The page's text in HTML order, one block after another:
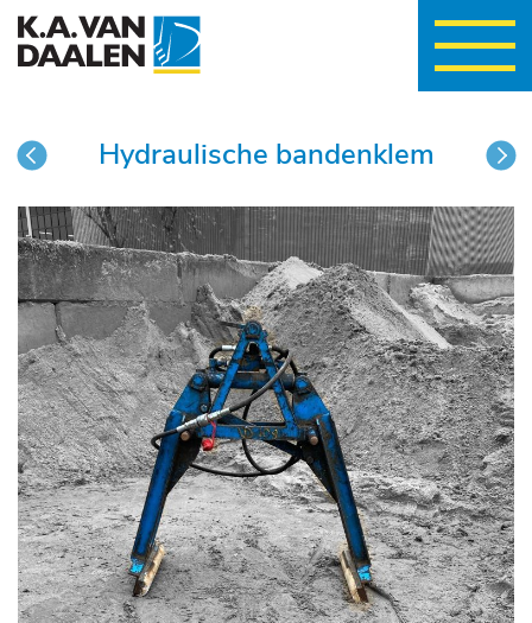
Hydraulische bandenklem
vorige